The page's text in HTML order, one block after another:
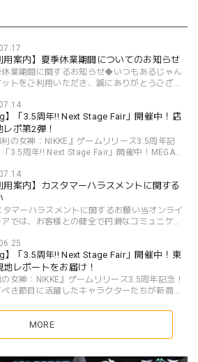
用案内】夏季休業期間についてのお知らせ
業期間に関するお知らせ◆いつもあるじゃん
ットをご利用いただき、誠にありがとうござい
間とさせていただきます。【休業期間】
】「3.5周年!! Next Stage Fair」開催中！店
レポ第2弾！
利の女神：NIKKE』ゲームリリース3.5周年記
「3.5周年!! Next Stage Fair」開催中！MEGA
STORE では「3.5周年‼ Next Stage Fair」を開
！...
用案内】カスタマーハラスメントに関する
マーハラスメントに関するお願い当オンライ
アでは、お客様との健全で円滑なコミュニケー
ービスをご利用いただくため、以下の行為につ
】「3.5周年!! Next Stage Fair」開催中！東
地レポートをお届け！
の女神：NIKKE』ゲームリリース3.5周年記念！
き節目に活躍したキャラクターたちが新商品
だ今「3.5周年‼ Next Stage Fair」を開催中📢
MORE